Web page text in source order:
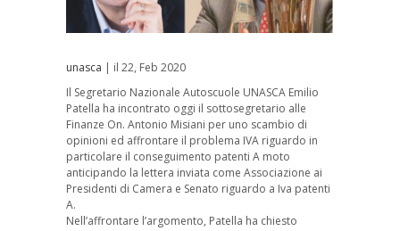
unasca | il 22, Feb 2020
Il Segretario Nazionale Autoscuole UNASCA Emilio
Patella ha incontrato oggi il sottosegretario alle
Finanze On. Antonio Misiani per uno scambio di
opinioni ed affrontare il problema IVA riguardo in
particolare il conseguimento patenti A moto
anticipando la lettera inviata come Associazione ai
Presidenti di Camera e Senato riguardo a Iva patenti
A.
Nell’affrontare l’argomento, Patella ha chiesto